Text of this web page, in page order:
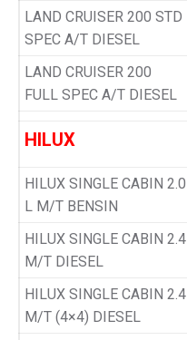
LAND CRUISER 200 STD
SPEC A/T DIESEL
LAND CRUISER 200
FULL SPEC A/T DIESEL
HILUX
HILUX SINGLE CABIN 2.0
L M/T BENSIN
HILUX SINGLE CABIN 2.4
M/T DIESEL
HILUX SINGLE CABIN 2.4
M/T (4×4) DIESEL